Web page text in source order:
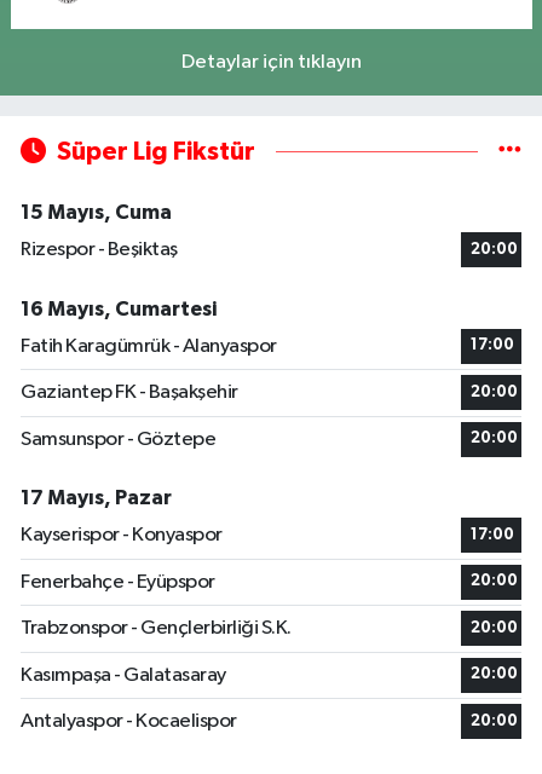
Detaylar için tıklayın
Süper Lig Fikstür
15 Mayıs, Cuma
Rizespor - Beşiktaş
20:00
16 Mayıs, Cumartesi
Fatih Karagümrük - Alanyaspor
17:00
Gaziantep FK - Başakşehir 20:00
Samsunspor - Göztepe 20:00
17 Mayıs, Pazar
Kayserispor - Konyaspor
17:00
Fenerbahçe - Eyüpspor 20:00
Trabzonspor - Gençlerbirliği S.K. 20:00
Kasımpaşa - Galatasaray 20:00
Antalyaspor - Kocaelispor 20:00